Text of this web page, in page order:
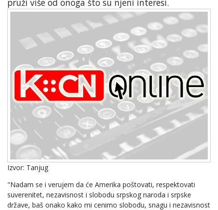
Izvor: Tanjug
"Nadam se i verujem da će Amerika poštovati, respektovati
suverenitet, nezavisnost i slobodu srpskog naroda i srpske
države, baš onako kako mi cenimo slobodu, snagu i nezavisnost